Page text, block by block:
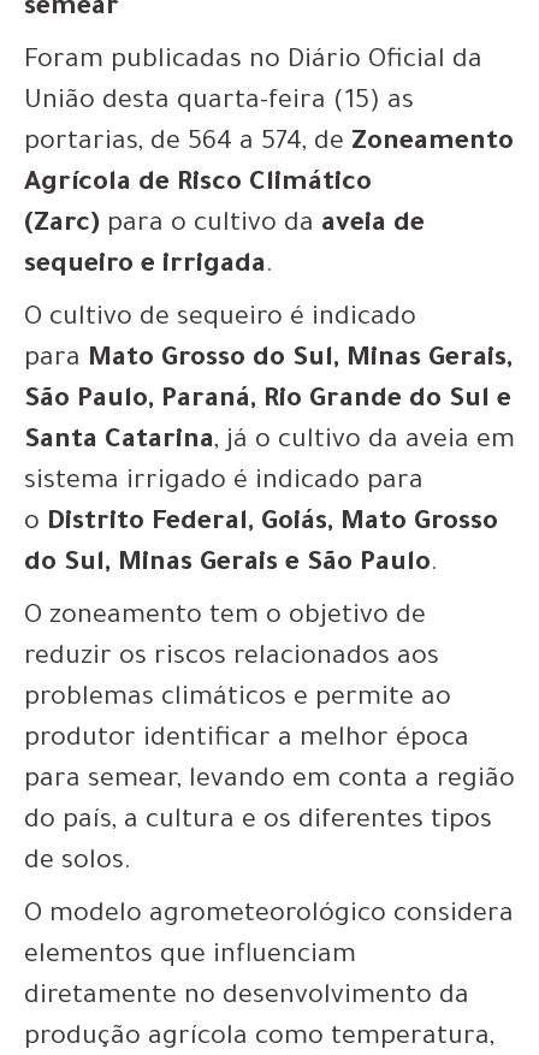
semear
Foram publicadas no Diário Oficial da
União desta quarta-feira (15) as
portarias, de 564 a 574, de Zoneamento
Agrícola de Risco Climático
(Zarc) para o cultivo da aveia de
sequeiro e irrigada.
O cultivo de sequeiro é indicado
para Mato Grosso do Sul, Minas Gerais,
São Paulo, Paraná, Rio Grande do Sul e
Santa Catarina, já o cultivo da aveia em
sistema irrigado é indicado para
o Distrito Federal, Goiás, Mato Grosso
do Sul, Minas Gerais e São Paulo.
O zoneamento tem o objetivo de
reduzir os riscos relacionados aos
problemas climáticos e permite ao
produtor identificar a melhor época
para semear, levando em conta a região
do país, a cultura e os diferentes tipos
de solos.
O modelo agrometeorológico considera
elementos que influenciam
diretamente no desenvolvimento da
produção agrícola como temperatura,